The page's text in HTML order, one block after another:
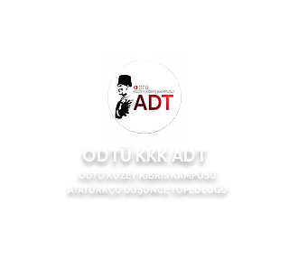
ODTÜ KKK ADT
ODTÜ KUZEY KIBRIS KAMPÜSÜ
ATATÜRKÇÜ DÜŞÜNCE TOPLULUĞU